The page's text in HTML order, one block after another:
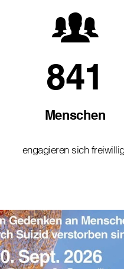
841
Menschen
engagieren sich freiwillig.